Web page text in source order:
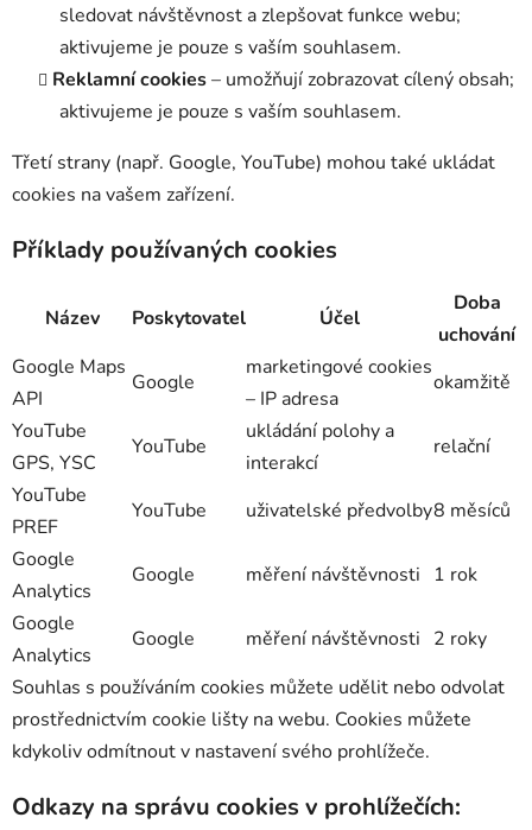
sledovat návštěvnost a zlepšovat funkce webu;
aktivujeme je pouze s vaším souhlasem.
Reklamní cookies– umožňují zobrazovat cílený obsah;
aktivujeme je pouze s vaším souhlasem.
Třetí strany (např. Google, YouTube) mohou také ukládat
cookies na vašem zařízení.
Příklady používaných cookies
Název Poskytovatel Účel
Doba
uchování
Google Maps
API
Google
marketingové cookies
– IP adresa
okamžitě
YouTube
GPS, YSC
YouTube
ukládání polohy a
interakcí
relační
YouTube
PREF
YouTube uživatelské předvolby8 měsíců
Google
Analytics
Google měření návštěvnosti
1 rok
Google
Analytics
Google měření návštěvnosti 2 roky
Souhlas s používáním cookies můžete udělit nebo odvolat
prostřednictvím cookie lišty na webu. Cookies můžete
kdykoliv odmítnout v nastavení svého prohlížeče.
Odkazy na správu cookies v prohlížečích: